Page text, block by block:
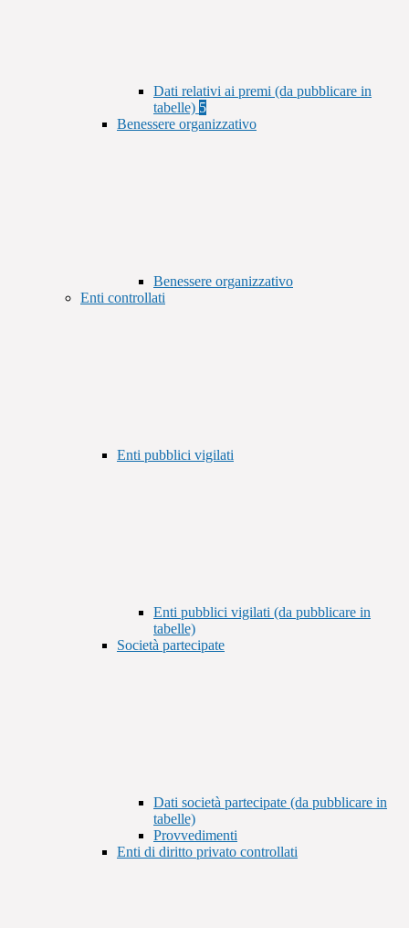
Dati relativi ai premi (da pubblicare in
tabelle) 5
Benessere organizzativo
Benessere organizzativo
Enti controllati
Enti pubblici vigilati
Enti pubblici vigilati (da pubblicare in
tabelle)
Società partecipate
Dati società partecipate (da pubblicare in
tabelle)
Provvedimenti
Enti di diritto privato controllati